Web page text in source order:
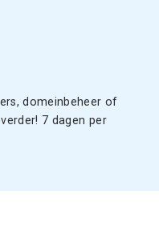
domeinbeheer of
7 dagen per